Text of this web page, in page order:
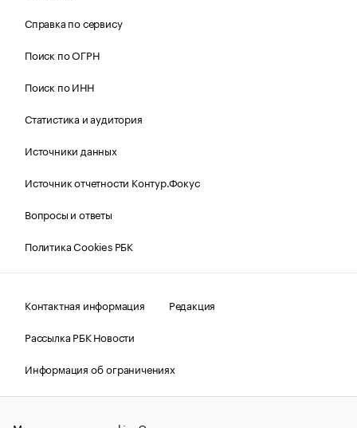
Справка по сервису
Поиск по ОГРН
Поиск по ИНН
Статистика и аудитория
Источники данных
Источник отчетности Контур.Фокус
Вопросы и ответы
Политика Cookies РБК
Контактная информация
Редакция
Рассылка РБК Новости
Информация об ограничениях
Правовая информация
О соблюдении авторских прав